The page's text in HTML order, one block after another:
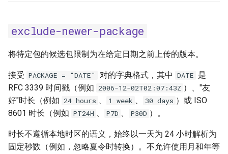
exclude-newer-package
将特定包的候选包限制为在给定日期之前上传的版本。
接受 PACKAGE = "DATE" 对的字典格式，其中 DATE 是
RFC 3339 时间戳（例如 2006-12-02T02:07:43Z ）、"友
好"时长（例如 24 hours 、 1 week 、 30 days ）或 ISO
8601 时长（例如 PT24H 、 P7D 、 P30D ）。
时长不遵循本地时区的语义，始终以一天为 24 小时解析为
固定秒数（例如，忽略夏令时转换）。不允许使用月和年等